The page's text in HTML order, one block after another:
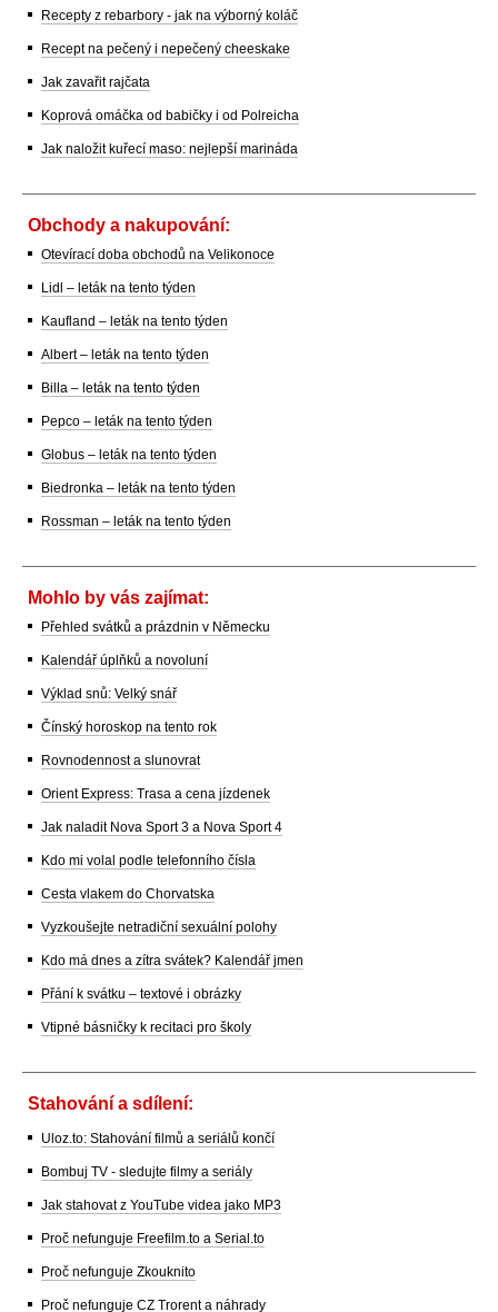
Recepty z rebarbory - jak na výborný koláč
Recept na pečený i nepečený cheeskake
Jak zavařit rajčata
Koprová omáčka od babičky i od Polreicha
Jak naložit kuřecí maso: nejlepší marináda
Obchody a nakupování:
Otevírací doba obchodů na Velikonoce
Lidl – leták na tento týden
Kaufland – leták na tento týden
Albert – leták na tento týden
Billa – leták na tento týden
Pepco – leták na tento týden
Globus – leták na tento týden
Biedronka – leták na tento týden
Rossman – leták na tento týden
Mohlo by vás zajímat:
Přehled svátků a prázdnin v Německu
Kalendář úplňků a novoluní
Výklad snů: Velký snář
Čínský horoskop na tento rok
Rovnodennost a slunovrat
Orient Express: Trasa a cena jízdenek
Jak naladit Nova Sport 3 a Nova Sport 4
Kdo mi volal podle telefonního čísla
Cesta vlakem do Chorvatska
Vyzkoušejte netradiční sexuální polohy
Kdo má dnes a zítra svátek? Kalendář jmen
Přání k svátku – textové i obrázky
Vtipné básničky k recitaci pro školy
Stahování a sdílení:
Uloz.to: Stahování filmů a seriálů končí
Bombuj TV - sledujte filmy a seriály
Jak stahovat z YouTube videa jako MP3
Proč nefunguje Freefilm.to a Serial.to
Proč nefunguje Zkouknito
Proč nefunguje CZ Trorent a náhrady